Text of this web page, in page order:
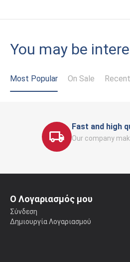
You may be
Most Popular On Sale
Fast and high
Our company
Ο Λογαριασμός μου
Σύνδεση
Δημιουργία Λογαριασμού